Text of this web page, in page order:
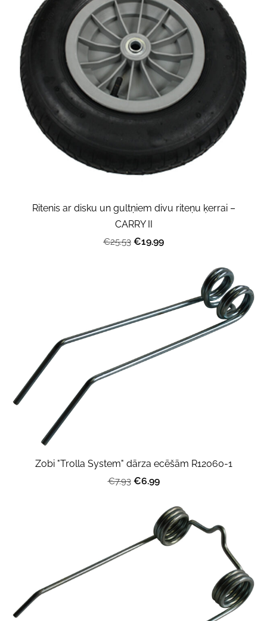
Ritenis ar disku un gultņiem divu riteņu ķerrai –
CARRY II
€25.53 €19.99
Zobi "Trolla System" dārza ecēšām R12060-1
€7.93 €6.99